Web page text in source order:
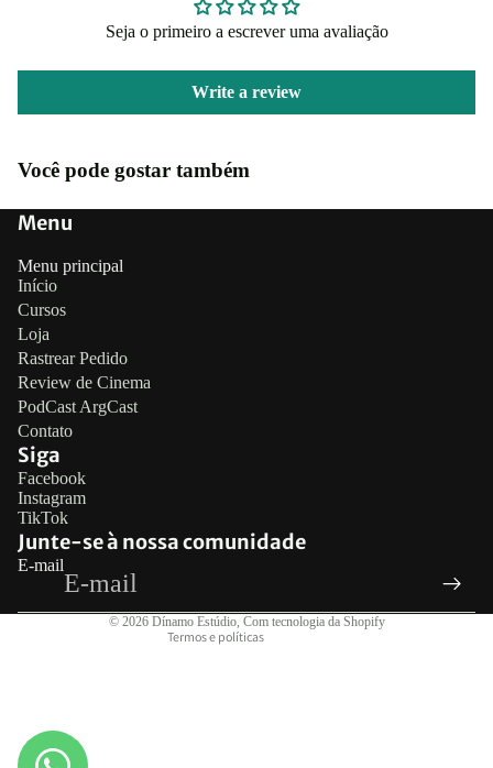
Seja o primeiro a escrever uma avaliação
Write a review
Você pode gostar também
Menu
Menu principal
Início
Cursos
Loja
Rastrear Pedido
Review de Cinema
PodCast ArgCast
Contato
Siga
Facebook
Instagram
TikTok
Junte-se à nossa comunidade
E-mail
© 2026 Dínamo Estúdio, Com tecnologia da Shopify
Termos e políticas
Termos de serviço